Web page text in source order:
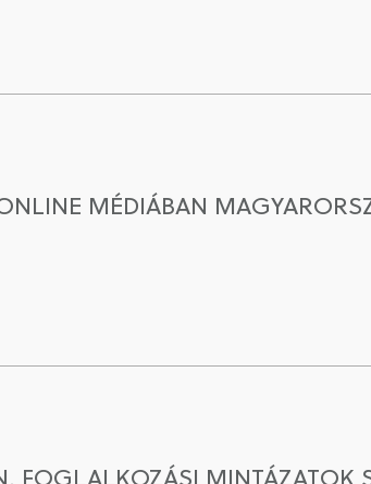
MÉDIÁBAN